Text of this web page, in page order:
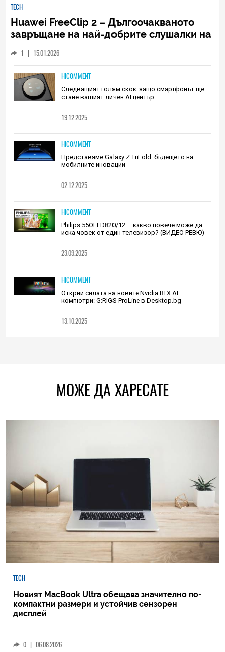
TECH
Huawei FreeClip 2 – Дългоочакваното
завръщане на най-добрите слушалки на
1 | 15.01.2026
HICOMMENT
Следващият голям скок: защо смартфонът ще
стане вашият личен AI център
19.12.2025
HICOMMENT
Представяме Galaxy Z TriFold: бъдещето на
мобилните иновации
02.12.2025
HICOMMENT
Philips 55OLED820/12 – какво повече може да
иска човек от един телевизор? (ВИДЕО РЕВЮ)
23.09.2025
HICOMMENT
Открий силата на новите Nvidia RTX AI
компютри: G:RIGS ProLine в Desktop.bg
13.10.2025
МОЖЕ ДА ХАРЕСАТЕ
TECH
Новият MacBook Ultra обещава значително по-
компактни размери и устойчив сензорен
дисплей
0 | 06.08.2026